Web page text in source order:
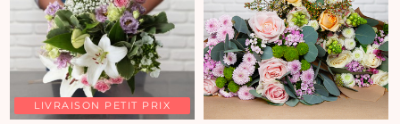
LIVRAISON PETIT PRIX